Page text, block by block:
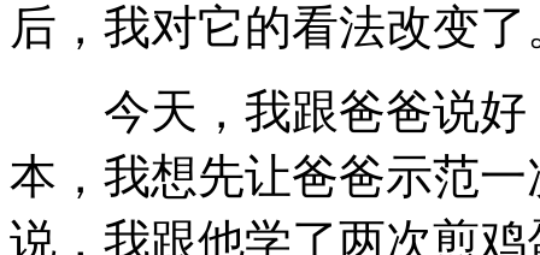
后，我对它的看法改变了
今天，我跟爸爸说好
本，我想先让爸爸示范
说，我跟他学了两次煎